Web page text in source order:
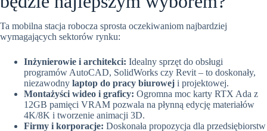
Ta mobilna stacja robocza sprosta oczekiwaniom najbardziej
wymagających sektorów rynku:
Inżynierowie i architekci: Idealny sprzęt do obsługi
programów AutoCAD, SolidWorks czy Revit – to doskonały,
niezawodny laptop do pracy biurowej i projektowej.
Montażyści wideo i graficy: Ogromna moc karty RTX Ada z
12GB pamięci VRAM pozwala na płynną edycję materiałów
4K/8K i tworzenie animacji 3D.
Firmy i korporacje: Doskonała propozycja dla przedsiębiorstw